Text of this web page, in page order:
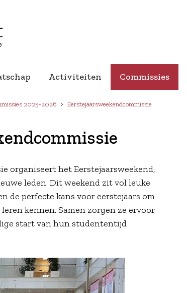
Activiteiten Commissies
2025-2026 Eerstejaarsweekendcommissie
organiseert het Eerstejaarsweekend,
leden. Dit weekend zit vol leuke
de perfecte kans voor eerstejaars om
kennen. Samen zorgen ze ervoor
start van hun studententijd